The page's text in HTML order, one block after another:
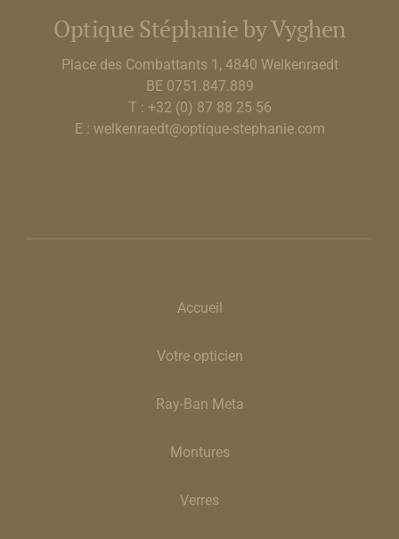
Accueil
Votre opticien
Ray-Ban Meta
Montures
Verres
Optique Stéphanie by Vyghen
Place des Combattants 1, 4840 Welkenraedt
BE 0751.847.889
T : +32 (0) 87 88 25 56
E : welkenraedt@optique-stephanie.com